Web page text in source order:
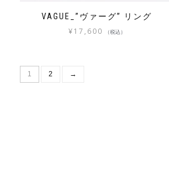
VAGUE_”ヴァーグ” リング
¥17,600 （税込）
1 2 →